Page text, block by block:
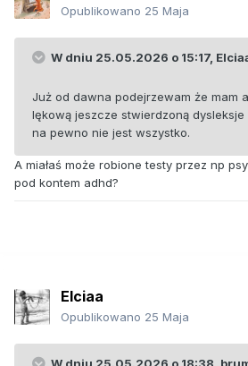
Opublikowano 25 Maja
W dniu 25.05.2026 o 15:17,
Już od dawna podejrzewam że mam
lękową jeszcze stwierdzoną
na pewno nie jest wszystko.
A miałaś może robione testy przez np
pod kontem adhd?
Elciaa
Opublikowano 25 Maja